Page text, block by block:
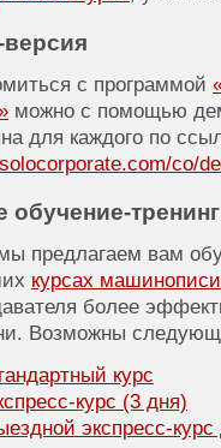
с программой
можно с помощью
для каждого по
co/
обучение-тренинг
предлагаем вам
курсах машинописи
более
Возможны
курс
курс (3 дня)
экспресс-курс